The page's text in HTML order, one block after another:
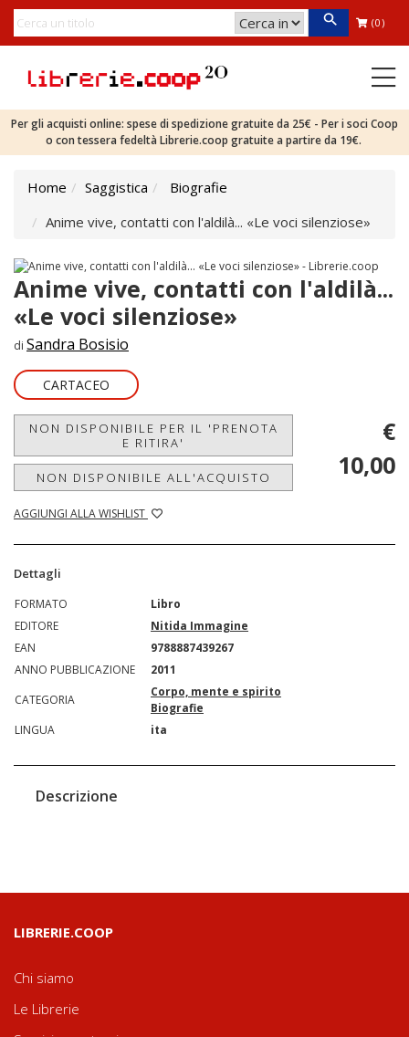
(0)
Per gli acquisti online: spese di spedizione gratuite da 25€ - Per i soci Coop
o con tessera fedeltà Librerie.coop gratuite a partire da 19€.
Home Saggistica
Biografie
Anime vive, contatti con l'aldilà... «Le voci silenziose»
Anime vive, contatti con l'aldilà...
«Le voci silenziose»
di Sandra Bosisio
CARTACEO
NON DISPONIBILE PER IL 'PRENOTA
E RITIRA'
NON DISPONIBILE ALL'ACQUISTO
AGGIUNGI ALLA WISHLIST
€
10,00
Dettagli
FORMATO
Libro
EDITORE
Nitida Immagine
EAN
9788887439267
ANNO PUBBLICAZIONE
2011
CATEGORIA
Corpo, mente e spirito
Biografie
LINGUA
ita
Descrizione
LIBRERIE.COOP
Chi siamo
Le Librerie